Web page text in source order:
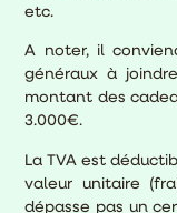
etc.
A noter, il
généraux à
montant des
3.000€.
La TVA est
valeur unitaire
dépasse pas un